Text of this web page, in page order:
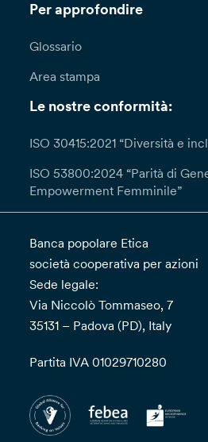
Per approfondire
Glossario
Area stampa
Le nostre conformità:
ISO 30415:2021 “Diversità e
ISO 53800:2024 “Parità di
Empowerment Femminile”
Banca popolare Etica
società cooperativa per azioni
Sede legale:
Via Niccolò Tommaseo, 7
35131 – Padova (PD), Italy
Partita IVA 01029710280